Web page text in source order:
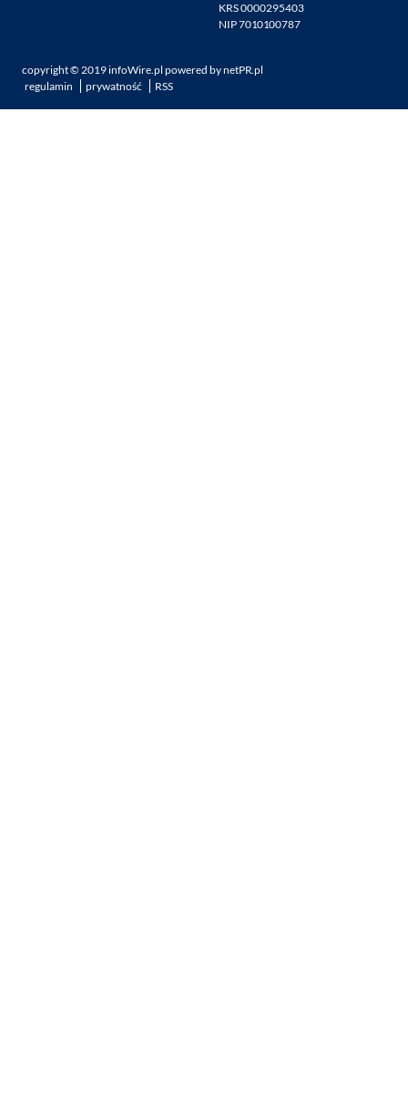
KRS 0000295403
NIP 7010100787
copyright ©2019infoWire.pl powered bynetPR.pl
regulamin
prywatność RSS